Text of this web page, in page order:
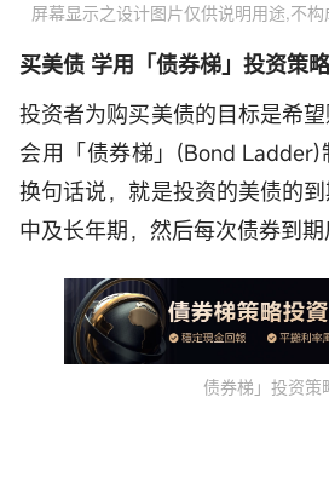
“参考卖盘价”下单。 （此
际可执行的成交价格可能与
点击【买入】- 输入交易密
*请注意，在交易之前，请确保
屏幕显示之设计图片仅供说明用途,不构
买美债 学用「债券梯」投资策略
投资者为购买美债的目标是希
会用「债券梯」(Bond Ladder)
换句话说，就是投资的美债的到
中及长年期，然后每次债券到期
债券梯」投资策